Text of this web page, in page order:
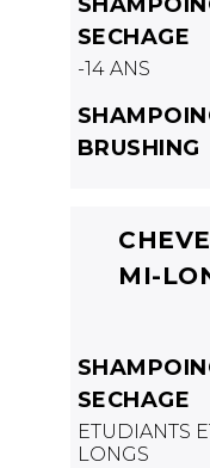
SECHAGE
-14 ANS
BRUSHING
MI-
SECHAGE
ETUDIANTS
LONGS